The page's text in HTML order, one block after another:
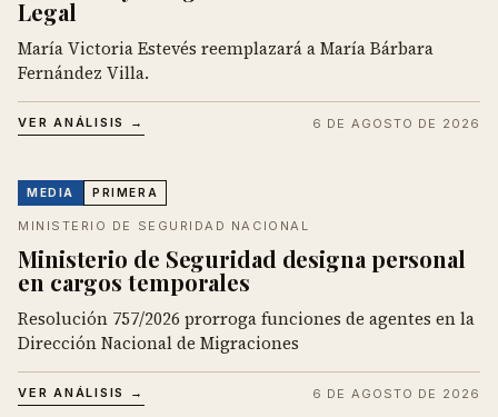
Legal
María Victoria Estevés reemplazará a María Bárbara
Fernández Villa.
VER ANÁLISIS → 6 DE AGOSTO DE 2026
MEDIA PRIMERA
MINISTERIO DE SEGURIDAD NACIONAL
Ministerio de Seguridad designa personal
en cargos temporales
Resolución 757/2026 prorroga funciones de agentes en la
Dirección Nacional de Migraciones
VER ANÁLISIS → 6 DE AGOSTO DE 2026